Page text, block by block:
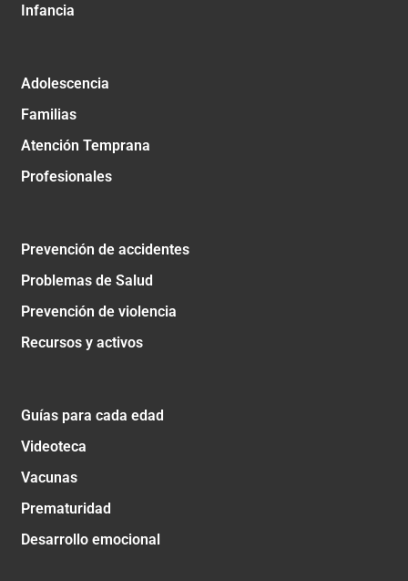
Infancia
Adolescencia
Familias
Atención Temprana
Profesionales
Prevención de accidentes
Problemas de Salud
Prevención de violencia
Recursos y activos
Guías para cada edad
Videoteca
Vacunas
Prematuridad
Desarrollo emocional